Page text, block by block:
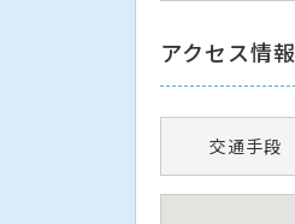
アクセス情報
交通手段